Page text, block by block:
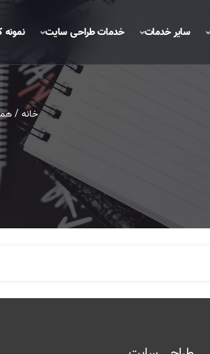
سایر خدمات خدمات طراحی سایت نمونه
خانه/